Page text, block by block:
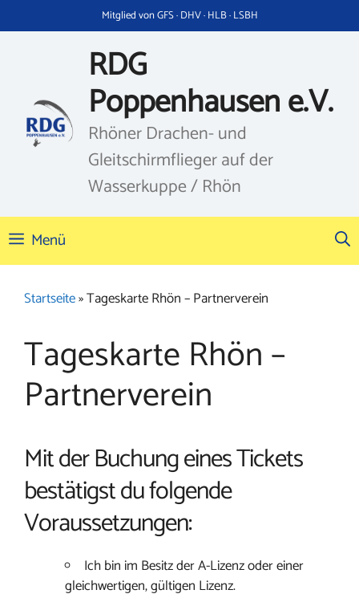
Inhalt
Mitglied von GFS · DHV · HLB · LSBH
RDG
Poppenhausen e.V.
Rhöner Drachen- und
Gleitschirmflieger auf der
Wasserkuppe / Rhön
Menü
Startseite»Tageskarte Rhön – Partnerverein
Tageskarte Rhön –
Partnerverein
Mit der Buchung eines Tickets
bestätigst du folgende
Voraussetzungen:
Ich bin im Besitz der A-Lizenz oder einer
gleichwertigen, gültigen Lizenz.